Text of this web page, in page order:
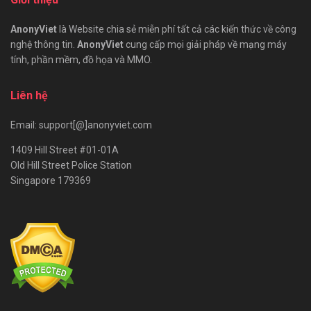
AnonyViet là Website chia sẻ miễn phí tất cả các kiến thức về công
nghệ thông tin. AnonyViet cung cấp mọi giải pháp về mạng máy
tính, phần mềm, đồ họa và MMO.
Liên hệ
Email: support[@]anonyviet.com
1409 Hill Street #01-01A
Old Hill Street Police Station
Singapore 179369